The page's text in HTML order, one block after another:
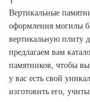
Вертикальные
оформления могилы
вертикальную плиту
предлагаем вам
памятников, чтобы
у вас есть свой
изготовить его,